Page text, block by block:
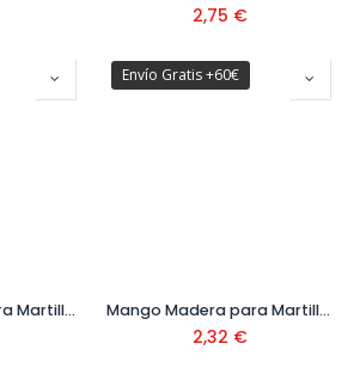
2,75 €
Mango Madera para Martillo Ref. M8001-B
Envío Gratis +60€
Mango Madera para Martillo Ref. M8001-C
2,32 €